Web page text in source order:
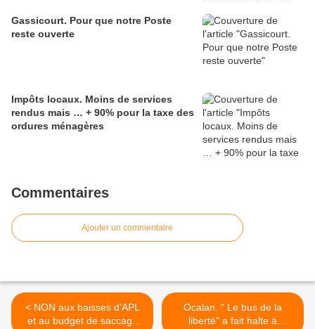
Gassicourt. Pour que notre Poste
reste ouverte
Impôts locaux. Moins de services
rendus mais … + 90% pour la taxe des
ordures ménagères
Commentaires
Ajouter un commentaire
< NON aux baisses d’APL
et au budget de saccage
Ocalan. " Le bus de la
liberté" a fait halte à